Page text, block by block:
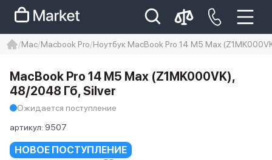
Iphone 14 pro max
айфон 14
Mac Macbook Pro Ноутбук MacBook Pro 14 M5 Max
НОВОЕ ПОСТУПЛЕНИЕ
MacBook Pro 14 M5 Max (Z1MK000VK),
48/2048 Гб, Silver
Ожидается поступление
артикул: 9507